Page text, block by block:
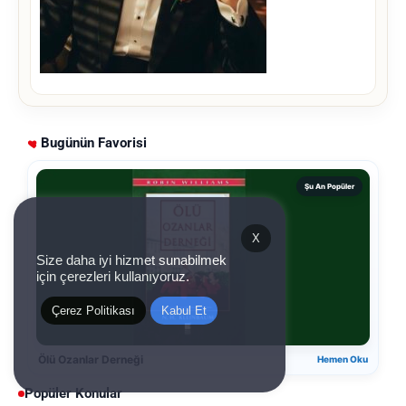
Bugünün Favorisi
Şu An Popüler
Ölü Ozanlar Derneği Hemen Oku
Popüler Konular
X
Size daha iyi hizmet sunabilmek
için çerezleri kullanıyoruz.
Çerez Politikası Kabul Et